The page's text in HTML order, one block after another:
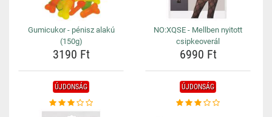
Gumicukor - pénisz alakú
(150g)
3190 Ft
NO:XQSE - Mellben nyitott
csipkeoverál
6990 Ft
ÚJDONSÁG ÚJDONSÁG